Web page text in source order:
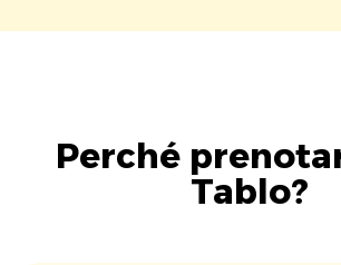
Perché
Tablo?